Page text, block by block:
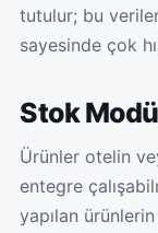
tutulur; bu
sayesinde çok
Stok
Ürünler otelin
entegre
yapılan